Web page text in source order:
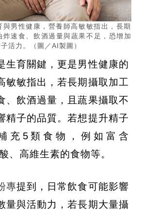
與男性健康，營養師高敏敏指出，長期
炸速食、飲酒過量與蔬果不足，恐增加
活力。（圖／AI製圖）
生育關鍵，更是男性健康的
敏敏指出，若長期攝取加工
、飲酒過量，且蔬果攝取不
精子的品質。若想提升精子
充5類食物，例如富含
、高維生素的食物等。
專提到，日常飲食可能影響
量與活動力，若長期大量攝